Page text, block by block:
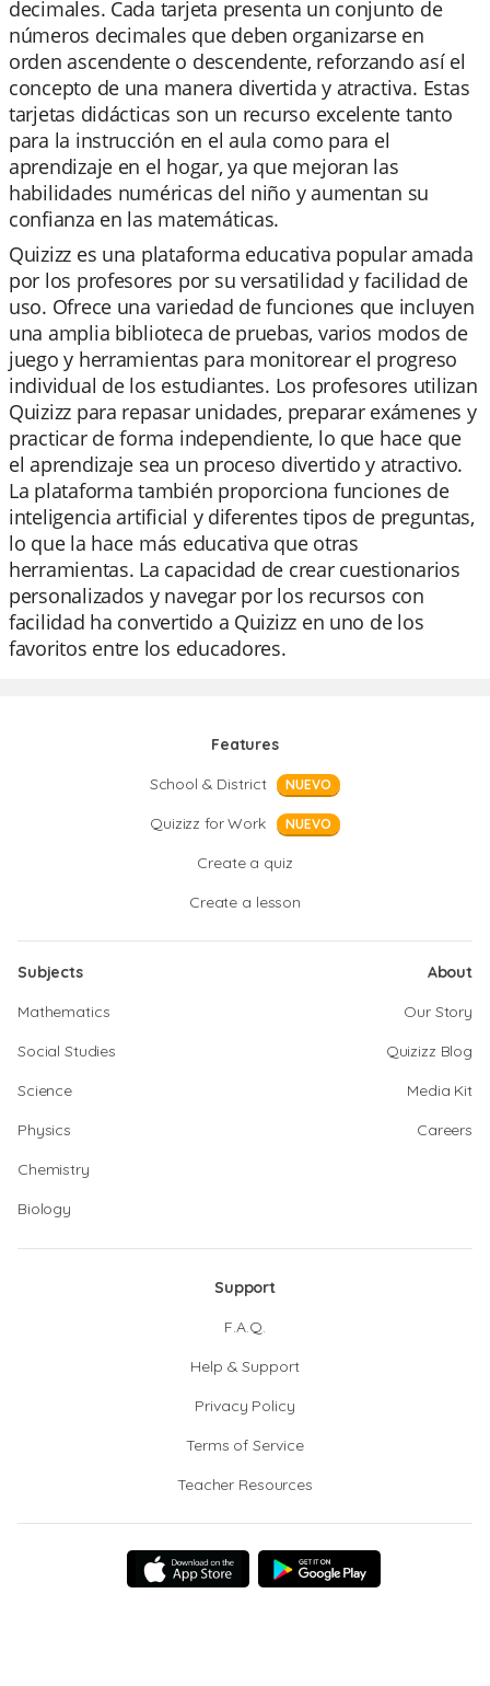
decimales. Cada tarjeta presenta un conjunto de
números decimales que deben organizarse en
orden ascendente o descendente, reforzando así el
concepto de una manera divertida y atractiva. Estas
tarjetas didácticas son un recurso excelente tanto
para la instrucción en el aula como para el
aprendizaje en el hogar, ya que mejoran las
habilidades numéricas del niño y aumentan su
confianza en las matemáticas.
Quizizz es una plataforma educativa popular amada
por los profesores por su versatilidad y facilidad de
uso. Ofrece una variedad de funciones que incluyen
una amplia biblioteca de pruebas, varios modos de
juego y herramientas para monitorear el progreso
individual de los estudiantes. Los profesores utilizan
Quizizz para repasar unidades, preparar exámenes y
practicar de forma independiente, lo que hace que
el aprendizaje sea un proceso divertido y atractivo.
La plataforma también proporciona funciones de
inteligencia artificial y diferentes tipos de preguntas,
lo que la hace más educativa que otras
herramientas. La capacidad de crear cuestionarios
personalizados y navegar por los recursos con
facilidad ha convertido a Quizizz en uno de los
favoritos entre los educadores.
Features
School & District
NUEVO
Quizizz for Work NUEVO
Create a quiz
Create a lesson
Subjects
Mathematics
Social Studies
Science
Physics
Chemistry
Biology
About
Our Story
Quizizz Blog
Media Kit
Careers
Support
F.A.Q.
Help & Support
Privacy Policy
Terms of Service
Teacher Resources